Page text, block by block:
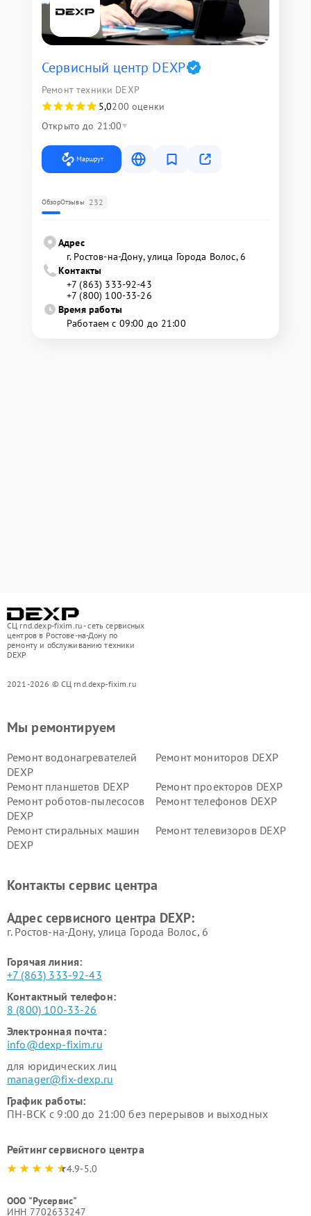
Сервисный центр DEXP
Ремонт техники DEXP
5,0200 оценки
Открыто до 21:00
Маршрут
ОбзорОтзывы 232
Адрес
г. Ростов-на-Дону, улица Города Волос, 6
Контакты
+7 (863) 333-92-43
+7 (800) 100-33-26
Время работы
Работаем с 09:00 до 21:00
СЦ rnd.dexp-fixim.ru - сеть сервисных
центров в Ростове-на-Дону по
ремонту и обслуживанию техники
DEXP
2021-2026 © СЦ rnd.dexp-fixim.ru
Мы ремонтируем
Ремонт водонагревателей
DEXP
Ремонт мониторов DEXP
Ремонт планшетов DEXP
Ремонт проекторов DEXP
Ремонт роботов-пылесосов
DEXP
Ремонт телефонов DEXP
Ремонт стиральных машин
DEXP
Ремонт телевизоров DEXP
Ремонт серверов DEXP
Ремонт мини пк DEXP
Контакты сервис центра
Адрес сервисного центра DEXP:
г. Ростов-на-Дону, улица Города Волос, 6
Горячая линия:
+7 (863) 333-92-43
Контактный телефон:
8 (800) 100-33-26
Электронная почта:
info@dexp-fixim.ru
для юридических лиц
manager@fix-dexp.ru
График работы:
ПН-ВСК с 9:00 до 21:00 без перерывов и выходных
Рейтинг сервисного центра
4.9-5.0
ООО "Русервис"
ИНН 7702633247